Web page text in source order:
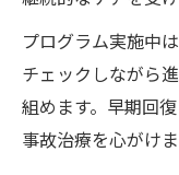
プログラム実施中
チェックしながら
組めます。早期回
事故治療を心がけま